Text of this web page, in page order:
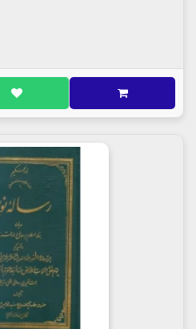
سید محمد محقق داماد
حاج شیخ حسین حلی
سید ابوالقاسم خویی
ایشان)
سید محمود شاهرودی
استاد حدیث و رجال وی:
آقا بزرگ طهرانی
سید محمدصادق حسینی
سید محمدمحسن حسینی
مرتضی مطهری